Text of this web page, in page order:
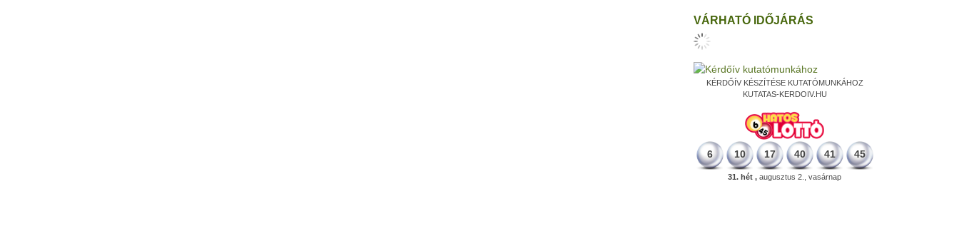
VÁRHATÓ IDŐJÁRÁS
KÉRDŐÍV KÉSZÍTÉSE KUTATÓMUNKÁHOZ
KUTATAS-KERDOIV.HU
6 10 17 40 41 45
31. hét , augusztus 2., vasárnap